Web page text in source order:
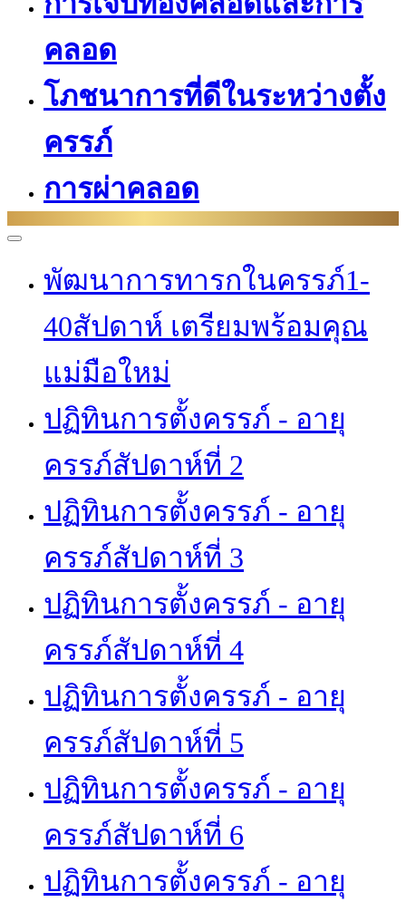
คลอด
โภชนาการที่ดีในระหว่างตั้ง
ครรภ์
การผ่าคลอด
พัฒนาการทารกในครรภ์1-
40สัปดาห์ เตรียมพร้อมคุณ
แม่มือใหม่
ปฏิทินการตั้งครรภ์ - อายุ
ครรภ์สัปดาห์ที่ 2
ปฏิทินการตั้งครรภ์ - อายุ
ครรภ์สัปดาห์ที่ 3
ปฏิทินการตั้งครรภ์ - อายุ
ครรภ์สัปดาห์ที่ 4
ปฏิทินการตั้งครรภ์ - อายุ
ครรภ์สัปดาห์ที่ 5
ปฏิทินการตั้งครรภ์ - อายุ
ครรภ์สัปดาห์ที่ 6
ปฏิทินการตั้งครรภ์ - อายุ